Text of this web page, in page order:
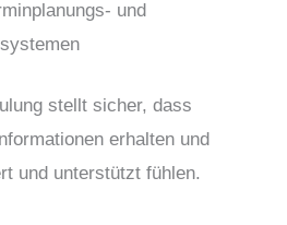
und
stellt sicher, dass
erhalten und
und unterstützt fühlen.